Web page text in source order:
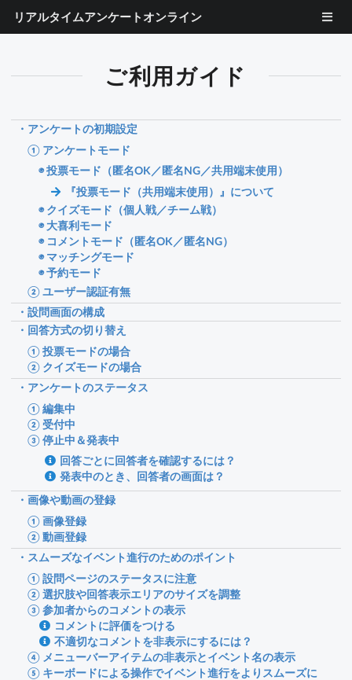
リアルタイムアンケートオンライン
ご利用ガイド
・アンケートの初期設定
① アンケートモード
◉ 投票モード（匿名OK／匿名NG／共用端末使用）
『投票モード（共用端末使用）』について
◉ クイズモード（個人戦／チーム戦）
◉ 大喜利モード
◉ コメントモード（匿名OK／匿名NG）
◉ マッチングモード
◉ 予約モード
② ユーザー認証有無
・設問画面の構成
・回答方式の切り替え
① 投票モードの場合
② クイズモードの場合
・アンケートのステータス
① 編集中
② 受付中
③ 停止中＆発表中
回答ごとに回答者を確認するには？
発表中のとき、回答者の画面は？
・画像や動画の登録
① 画像登録
② 動画登録
・スムーズなイベント進行のためのポイント
① 設問ページのステータスに注意
② 選択肢や回答表示エリアのサイズを調整
③ 参加者からのコメントの表示
コメントに評価をつける
不適切なコメントを非表示にするには？
④ メニューバーアイテムの非表示とイベント名の表示
⑤ キーボードによる操作でイベント進行をよりスムーズに